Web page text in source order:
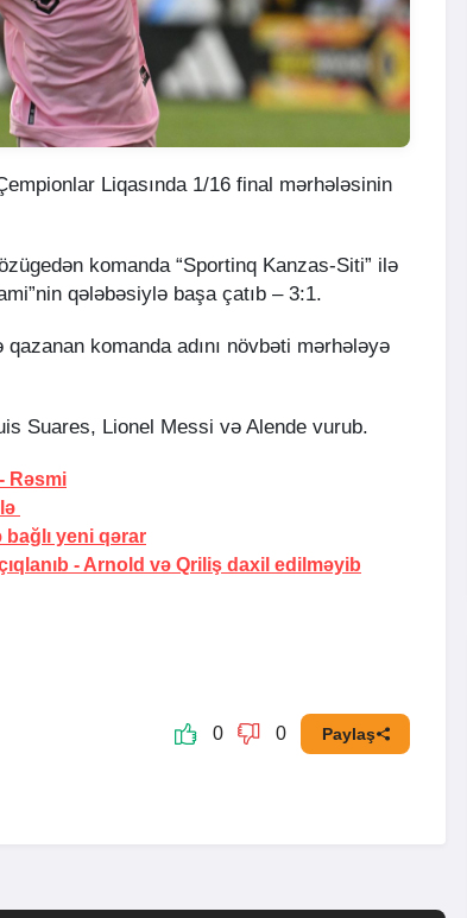
Liqasında 1/16 final mərhələsinin
komanda “Sportinq Kanzas-Siti” ilə
qələbəsiylə başa çatıb – 3:1.
qazanan komanda adını növbəti mərhələyə
Suares, Lionel Messi və Alende vurub.
- Rəsmi
bağlı yeni qərar
- Arnold və Qriliş daxil edilməyib
0 0 Paylaş